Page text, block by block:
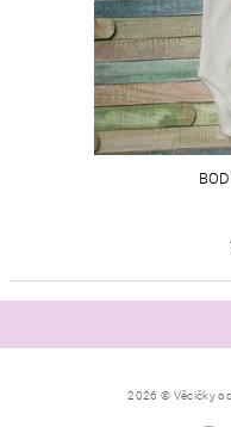
2026 © Věcičky